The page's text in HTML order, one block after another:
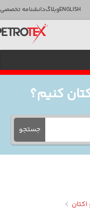
وبلاگدانشنامه تخصصی
کنیم؟
جستجو